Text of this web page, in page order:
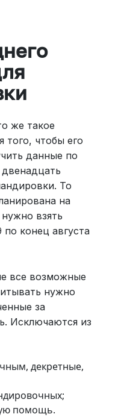
же такое
того, чтобы его
данные по
То
на
взять
по конец августа
все возможные
нужно
за
Исключаются из
декретные,
помощь.